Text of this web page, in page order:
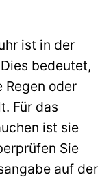
ist in der
bedeutet,
Regen oder
Für das
ist sie
Sie
auf der